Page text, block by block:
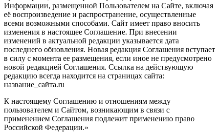
Информации, размещенной Пользователем на Сайте, включая
её воспроизведение и распространение, осуществленные
всеми возможными способами. Сайт имеет право вносить
изменения в настоящее Соглашение. При внесении
изменений в актуальной редакции указывается дата
последнего обновления. Новая редакция Соглашения вступает
в силу с момента ее размещения, если иное не предусмотрено
новой редакцией Соглашения. Ссылка на действующую
редакцию всегда находится на страницах сайта:
название_сайта.ru
К настоящему Соглашению и отношениям между
пользователем и Сайтом, возникающим в связи с
применением Соглашения подлежит применению право
Российской Федерации.»